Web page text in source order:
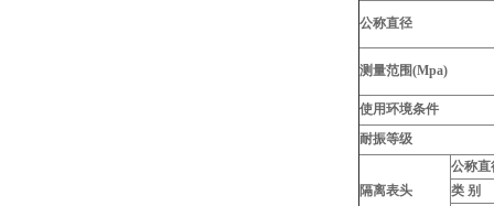
公称直径
测量范围(Mpa)
使用环境条件
耐振等级
隔离表头
公称直
类 别